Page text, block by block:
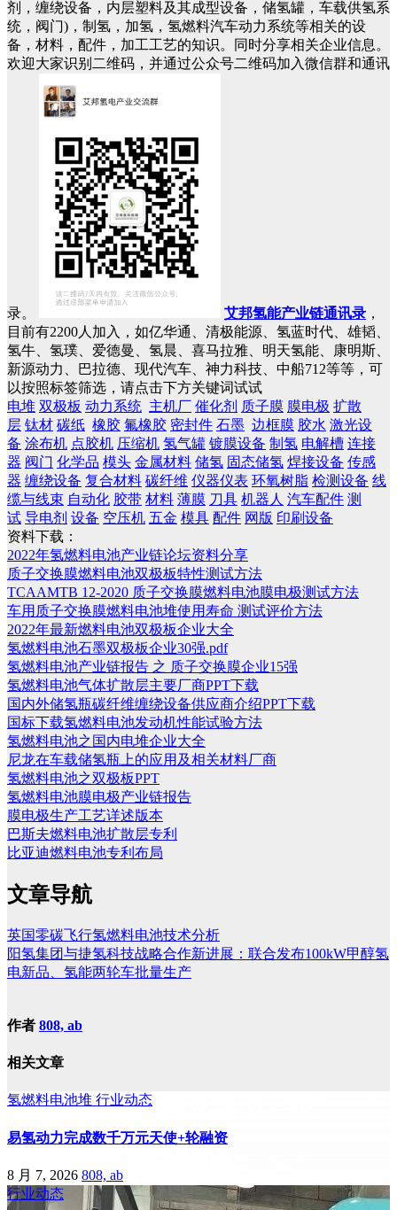
剂，缠绕设备，内层塑料及其成型设备，储氢罐，车载供氢系
统，阀门)，制氢，加氢，氢燃料汽车动力系统等相关的设
备，材料，配件，加工工艺的知识。同时分享相关企业信息。
欢迎大家识别二维码，并通过公众号二维码加入微信群和通讯
录。 艾邦氢能产业链通讯录 ，
目前有2200人加入，如亿华通、清极能源、氢蓝时代、雄韬、
氢牛、氢璞、爱德曼、氢晨、喜马拉雅、明天氢能、康明斯、
新源动力、巴拉德、现代汽车、神力科技、中船712等等，可
以按照标签筛选，请点击下方关键词试试
电堆 双极板 动力系统 主机厂 催化剂 质子膜 膜电极 扩散
层 钛材 碳纸 橡胶 氟橡胶 密封件 石墨 边框膜 胶水 激光设
备 涂布机 点胶机 压缩机 氢气罐 镀膜设备 制氢 电解槽 连接
器 阀门 化学品 模头 金属材料 储氢 固态储氢 焊接设备 传感
器 缠绕设备 复合材料 碳纤维 仪器仪表 环氧树脂 检测设备 线
缆与线束 自动化 胶带 材料 薄膜 刀具 机器人 汽车配件 测
试 导电剂 设备 空压机 五金 模具 配件 网版 印刷设备
资料下载：
2022年氢燃料电池产业链论坛资料分享
质子交换膜燃料电池双极板特性测试方法
TCAAMTB 12-2020 质子交换膜燃料电池膜电极测试方法
车用质子交换膜燃料电池堆使用寿命 测试评价方法
2022年最新燃料电池双极板企业大全
氢燃料电池石墨双极板企业30强.pdf
氢燃料电池产业链报告 之 质子交换膜企业15强
氢燃料电池气体扩散层主要厂商PPT下载
国内外储氢瓶碳纤维缠绕设备供应商介绍PPT下载
国标下载氢燃料电池发动机性能试验方法
氢燃料电池之国内电堆企业大全
尼龙在车载储氢瓶上的应用及相关材料厂商
氢燃料电池之双极板PPT
氢燃料电池膜电极产业链报告
膜电极生产工艺详述版本
巴斯夫燃料电池扩散层专利
比亚迪燃料电池专利布局
文章导航
英国零碳飞行氢燃料电池技术分析
阳氢集团与捷氢科技战略合作新进展：联合发布100kW甲醇氢
电新品、氢能两轮车批量生产
作者 808, ab
相关文章
氢燃料电池堆 行业动态
易氢动力完成数千万元天使+轮融资
8 月 7, 2026 808, ab
行业动态